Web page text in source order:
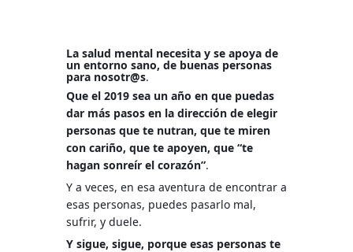
La salud mental necesita y se apoya de
un entorno sano, de buenas personas
para nosotr@s.
Que el 2019 sea un año en que puedas
dar más pasos en la dirección de elegir
personas que te nutran, que te miren
con cariño, que te apoyen, que “te
hagan sonreír el corazón”.
Y a veces, en esa aventura de encontrar a
esas personas, puedes pasarlo mal,
sufrir, y duele.
Y sigue, sigue, porque esas personas te